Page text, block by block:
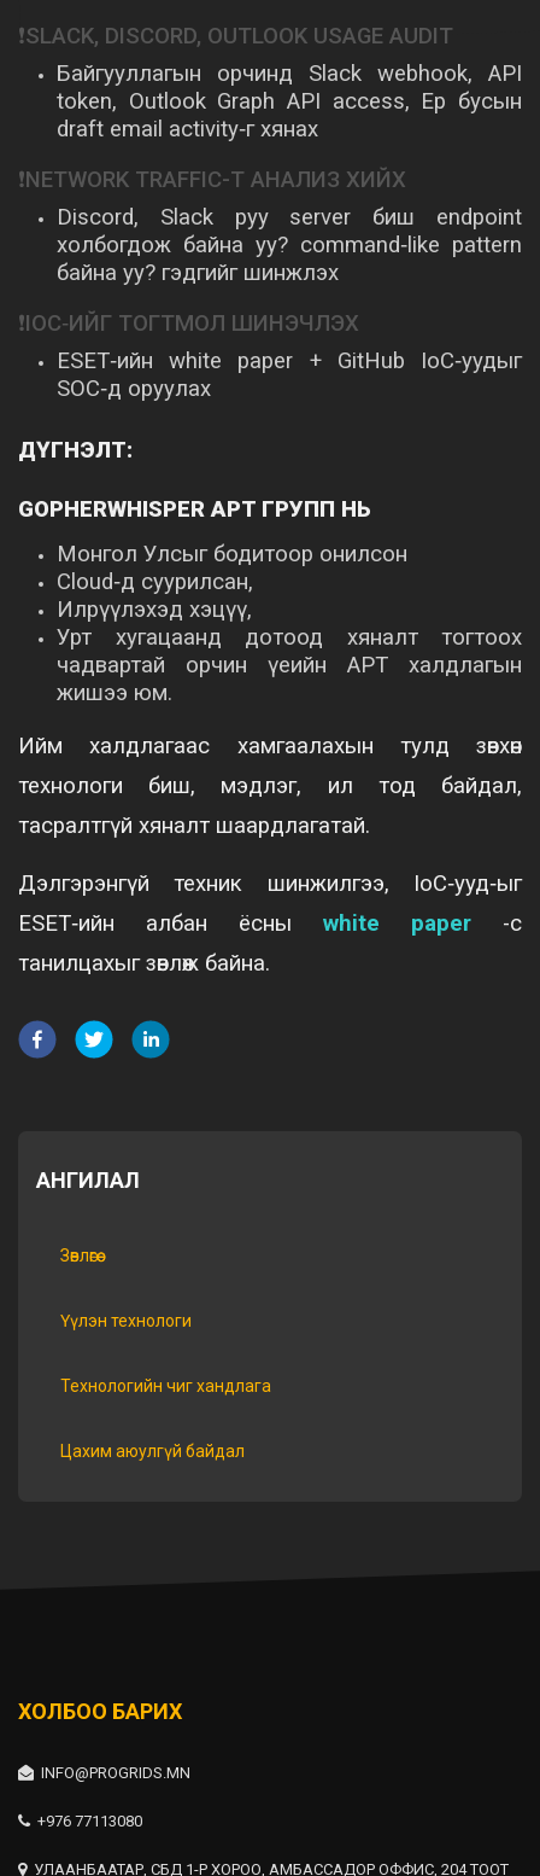
❗SLACK, DISCORD, OUTLOOK USAGE AUDIT
Байгууллагын орчинд Slack webhook, API
token, Outlook Graph API access, Ер бусын
draft email activity‑г хянах
❗NETWORK TRAFFIC-Т АНАЛИЗ ХИЙХ
Discord, Slack руу server биш endpoint
холбогдож байна уу? command‑like pattern
байна уу? гэдгийг шинжлэх
❗IOC‑ИЙГ ТОГТМОЛ ШИНЭЧЛЭХ
ESET‑ийн white paper + GitHub IoC‑уудыг
SOC‑д оруулах
ДҮГНЭЛТ:
GOPHERWHISPER APT ГРУПП НЬ
Монгол Улсыг бодитоор онилсон
Cloud‑д суурилсан,
Илрүүлэхэд хэцүү,
Урт хугацаанд дотоод хяналт тогтоох
чадвартай орчин үеийн APT халдлагын
жишээ юм.
Ийм халдлагаас хамгаалахын тулд зөвхөн
технологи биш, мэдлэг, ил тод байдал,
тасралтгүй хяналт шаардлагатай.
Дэлгэрэнгүй техник шинжилгээ, IoC‑ууд‑ыг
ESET‑ийн албан ёсны white paper -с
танилцахыг зөвлөж байна.
АНГИЛАЛ
Зөвлөгөө
Үүлэн технологи
Технологийн чиг хандлага
Цахим аюулгүй байдал
ХОЛБОО БАРИХ
INFO@PROGRIDS.MN
+976 77113080
УЛААНБААТАР, СБД 1-Р ХОРОО, АМБАССАДОР ОФФИС, 204 ТООТ